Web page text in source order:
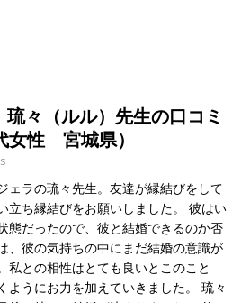
々（ルル）先生の口コミ
女性 宮城県）
ェラの琉々先生。友達が縁結びをして
立ち縁結びをお願いしました。 彼はい
態だったので、彼と結婚できるのか否
、彼の気持ちの中にまだ結婚の意識が
私との相性はとても良いとこのこと
ようにお力を加えていきました。 琉々